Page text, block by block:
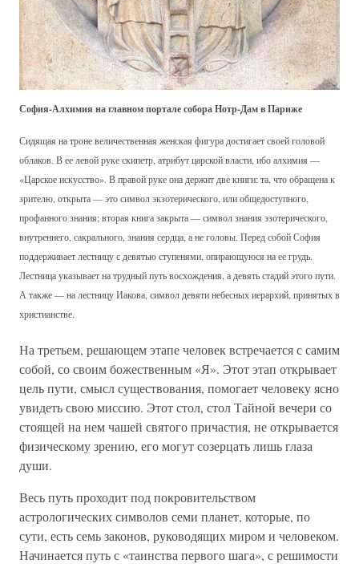
София-Алхимия на главном портале собора Нотр-Дам в Париже
Сидящая на троне величественная женская фигура достигает своей головой
облаков. В ее левой руке скипетр, атрибут царской власти, ибо алхимия —
«Царское искусство». В правой руке она держит две книги: та, что обращена к
зрителю, открыта — это символ экзотерического, или общедоступного,
профанного знания; вторая книга закрыта — символ знания эзотерического,
внутреннего, сакрального, знания сердца, а не головы. Перед собой София
поддерживает лестницу с девятью ступенями, опирающуюся на ее грудь.
Лестница указывает на трудный путь восхождения, а девять стадий этого пути.
А также — на лестницу Иакова, символ девяти небесных иерархий, принятых в
христианстве.
На третьем, решающем этапе человек встречается с самим
собой, со своим божественным «Я». Этот этап открывает
цель пути, смысл существования, помогает человеку ясно
увидеть свою миссию. Этот стол, стол Тайной вечери со
стоящей на нем чашей святого причастия, не открывается
физическому зрению, его могут созерцать лишь глаза
души.
Весь путь проходит под покровительством
астрологических символов семи планет, которые, по
сути, есть семь законов, руководящих миром и человеком.
Начинается путь с «таинства первого шага», с решимости